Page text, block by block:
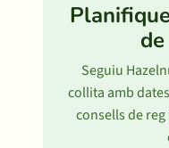
Seguiu
collita amb
consells de